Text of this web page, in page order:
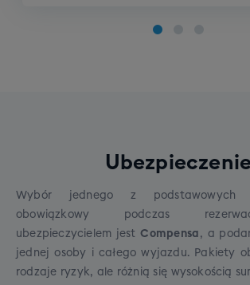
Poziom zaawansowany
Szkolenie SNB grupowe (dorośli)
indywidualnym szkoleniu
zaawansowania. Szkolenie
polskojęzycznych,licencjonowanych
z wieloletnim doświadczeniem w
odbywają się w kurorcie
1000zł.
Ubezpieczenie
Wybór jednego z podstawowych
obowiązkowy podczas
ubezpieczycielem jestCompensa , a
jednej osoby i całego wyjazdu. Pakiety
rodzaje ryzyk, ale różnią się wysokością